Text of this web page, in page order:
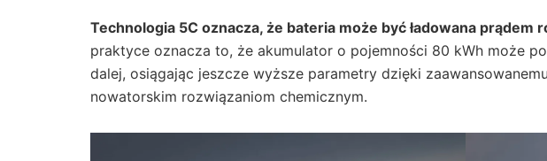
Technologia 5C oznacza, że bateria może być ładowana
praktyce oznacza to, że akumulator o pojemności 80 kWh może
dalej, osiągając jeszcze wyższe parametry dzięki
nowatorskim rozwiązaniom chemicznym.